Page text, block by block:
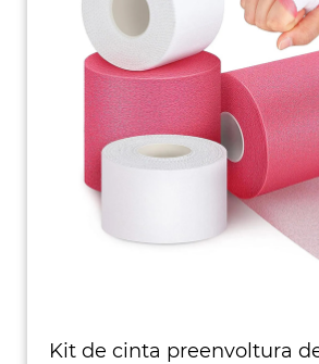
Kit de cinta preenvoltura